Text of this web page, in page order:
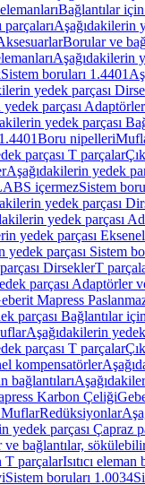
Bağlantılar
parçalarıAşağıdakilerin
Borular ve
Aşağıdakilerin
Sistem boruları 1.4401
yedek parçası
parçası
yedek parçası
Boru nipelleri
parçası T parçalar
Aşağıdakilerin yedek
içermezSistem
yedek parçası
yedek parçası
yedek parçası
yedek parçası Sistem
DirseklerT
parçası Adaptörler
Mapress
parçası Bağlantılar
Aşağıdakilerin yedek
parçası T parçalar
kompensatörler
bağlantıları
Karbon Çeliği
MuflarRedüksiyonlar
yedek parçası Çapraz
ve bağlantılar,
T parçalarIsıtıcı eleman
Sistem boruları 1.0034